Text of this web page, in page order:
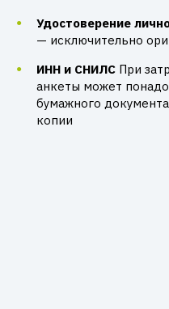
Удостоверение
— исключительно
ИНН и СНИЛС При
анкеты может
бумажного
копии